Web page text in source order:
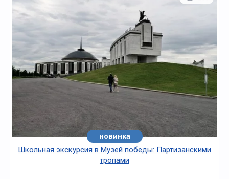
новинка
Школьная экскурсия в Музей победы: Партизанскими
тропами